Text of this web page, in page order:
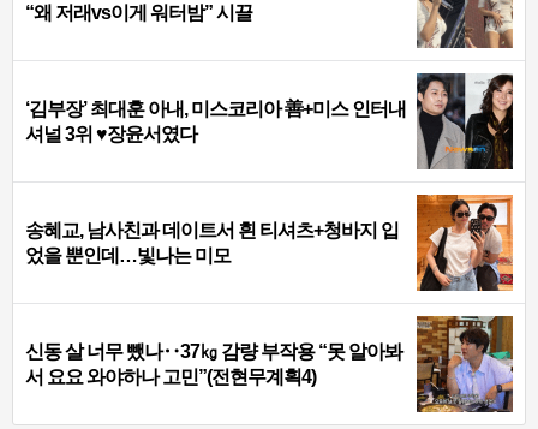
“왜 저래vs이게 워터밤” 시끌
‘김부장’ 최대훈 아내, 미스코리아 善+미스 인터내
셔널 3위 ♥장윤서였다
송혜교, 남사친과 데이트서 흰 티셔츠+청바지 입
었을 뿐인데…빛나는 미모
신동 살 너무 뺐나‥37㎏ 감량 부작용 “못 알아봐
서 요요 와야하나 고민”(전현무계획4)